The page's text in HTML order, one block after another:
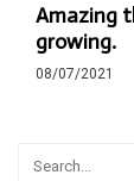
Amazing
growing.
08/07/2021